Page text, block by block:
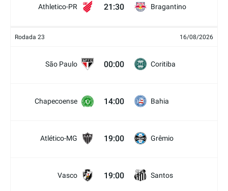
Athletico-PR 21:30 Bragantino
Rodada 23 16/08/2026
São Paulo 00:00 Coritiba
Chapecoense 14:00 Bahia
Atlético-MG 19:00 Grêmio
Vasco 19:00 Santos